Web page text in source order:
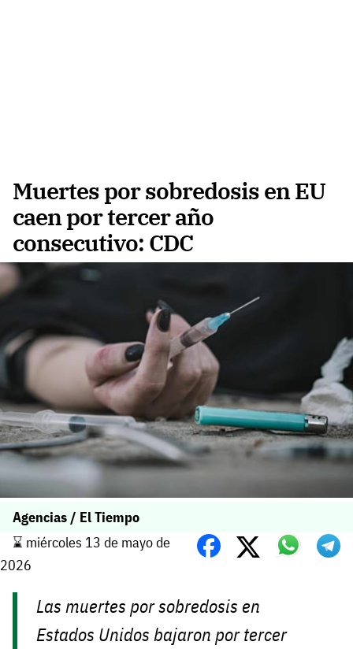
Muertes por sobredosis en EU
caen por tercer año
consecutivo: CDC
Agencias / El Tiempo
⌛️ miércoles 13 de mayo de
2026
Las muertes por sobredosis en
Estados Unidos bajaron por tercer